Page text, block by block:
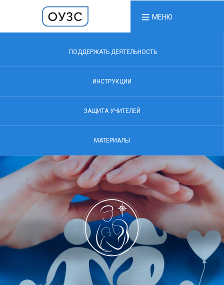
МЕНЮ
ПОДДЕРЖАТЬ ДЕЯТЕЛЬНОСТЬ
ИНСТРУКЦИИ
ЗАЩИТА УЧИТЕЛЕЙ
МАТЕРИАЛЫ